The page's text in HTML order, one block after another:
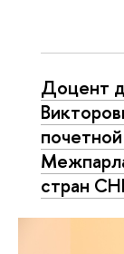
Доцент
стран